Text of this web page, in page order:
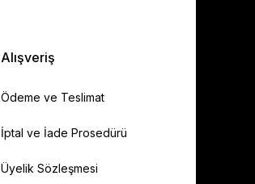
Alışveriş
Ödeme ve Teslimat
İptal ve İade Prosedürü
Üyelik Sözleşmesi